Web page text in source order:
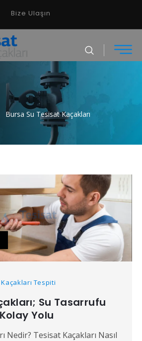
Bize Ulaşın
Bursa Su Tesisat Kaçakları
Tespiti
Su Tasarrufu
Yolu
Nedir? Tesisat Kaçakları Nasıl